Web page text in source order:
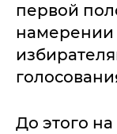
первой
намерении
До этого